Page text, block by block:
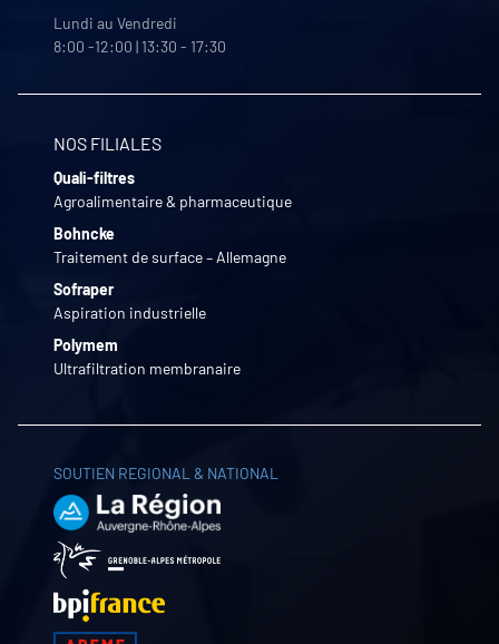
Lundi au Vendredi
8:00 -12:00 | 13:30 - 17:30
NOS FILIALES
Quali-filtres
Agroalimentaire & pharmaceutique
Bohncke
Traitement de surface – Allemagne
Sofraper
Aspiration industrielle
Polymem
Ultrafiltration membranaire
SOUTIEN REGIONAL & NATIONAL